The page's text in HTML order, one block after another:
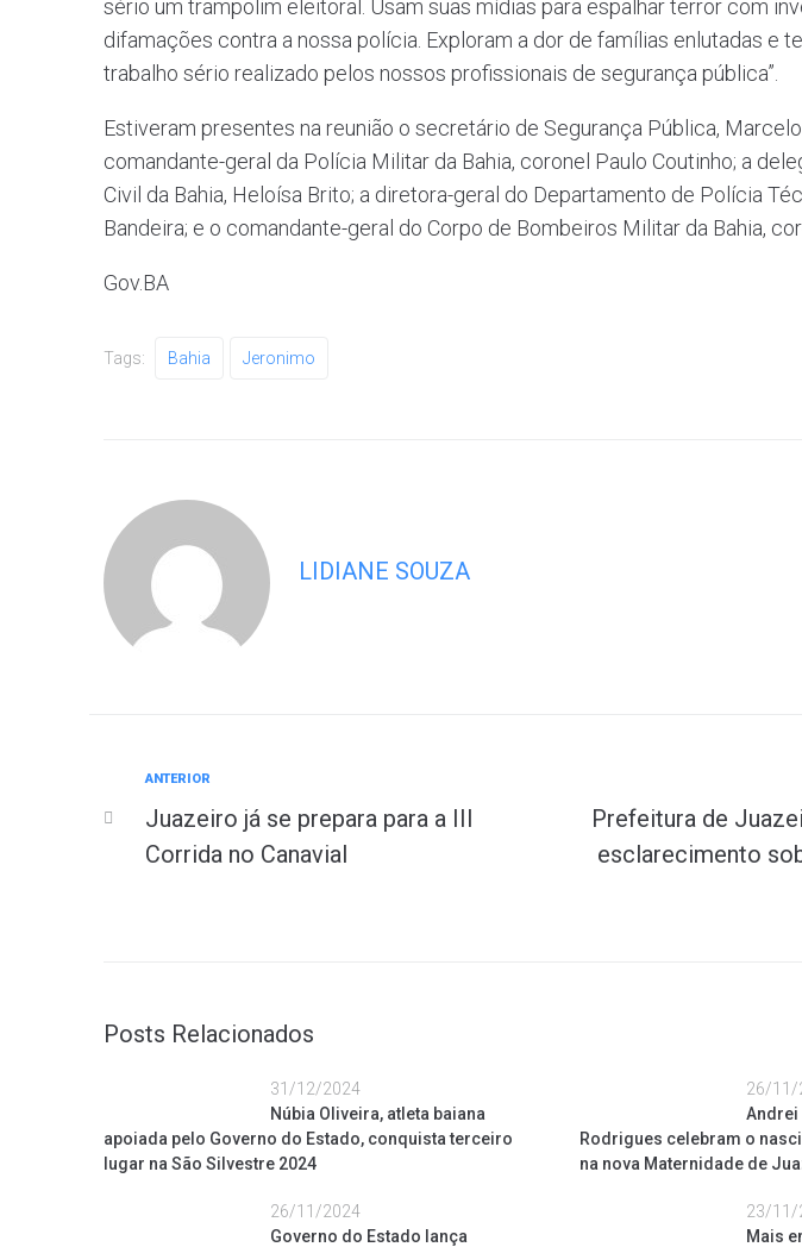
sério um trampolim eleitoral. Usam suas mídias para espalhar terror com
difamações contra a nossa polícia. Exploram a dor de famílias enlutadas e
trabalho sério realizado pelos nossos profissionais de segurança pública”.
Estiveram presentes na reunião o secretário de Segurança Pública,
comandante-geral da Polícia Militar da Bahia, coronel Paulo Coutinho; a
Civil da Bahia, Heloísa Brito; a diretora-geral do Departamento de Polícia
Bandeira; e o comandante-geral do Corpo de Bombeiros Militar da Bahia,
Gov.BA
Tags: Bahia Jeronimo
LIDIANE SOUZA
ANTERIOR
Juazeiro já se prepara para a III
Corrida no Canavial
Prefeitura de
esclarecimento
Posts Relacionados
31/12/2024
Núbia Oliveira, atleta baiana
apoiada pelo Governo do Estado, conquista terceiro
lugar na São Silvestre 2024
26/11/
Rodrigues celebram o
na nova Maternidade de
26/11/2024
Governo do Estado lança
23/11/
Mais